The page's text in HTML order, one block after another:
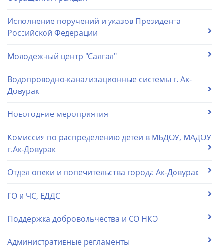
Исполнение поручений и указов Президента
Российской Федерации
Молодежный центр "Салгал"
Водопроводно-канализационные системы г. Ак-
Довурак
Новогодние мероприятия
Комиссия по распределению детей в МБДОУ, МАДОУ
г.Ак-Довурак
Отдел опеки и попечительства города Ак-Довурак
ГО и ЧС, ЕДДС
Поддержка добровольчества и СО НКО
Административные регламенты